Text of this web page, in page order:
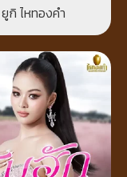
ยูกิ ไหทองคำ